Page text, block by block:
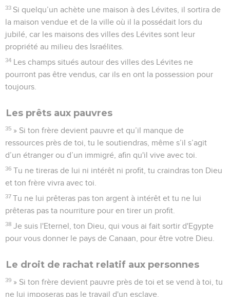
33 Si quelqu’un achète une maison à des Lévites, il sortira de
la maison vendue et de la ville où il la possédait lors du
jubilé, car les maisons des villes des Lévites sont leur
propriété au milieu des Israélites.
34 Les champs situés autour des villes des Lévites ne
pourront pas être vendus, car ils en ont la possession pour
toujours.
Les prêts aux pauvres
35 » Si ton frère devient pauvre et qu’il manque de
ressources près de toi, tu le soutiendras, même s’il s’agit
d’un étranger ou d’un immigré, afin qu'il vive avec toi.
36 Tu ne tireras de lui ni intérêt ni profit, tu craindras ton Dieu
et ton frère vivra avec toi.
37 Tu ne lui prêteras pas ton argent à intérêt et tu ne lui
prêteras pas ta nourriture pour en tirer un profit.
38 Je suis l'Eternel, ton Dieu, qui vous ai fait sortir d'Egypte
pour vous donner le pays de Canaan, pour être votre Dieu.
Le droit de rachat relatif aux personnes
39 » Si ton frère devient pauvre près de toi et se vend à toi, tu
ne lui imposeras pas le travail d'un esclave.